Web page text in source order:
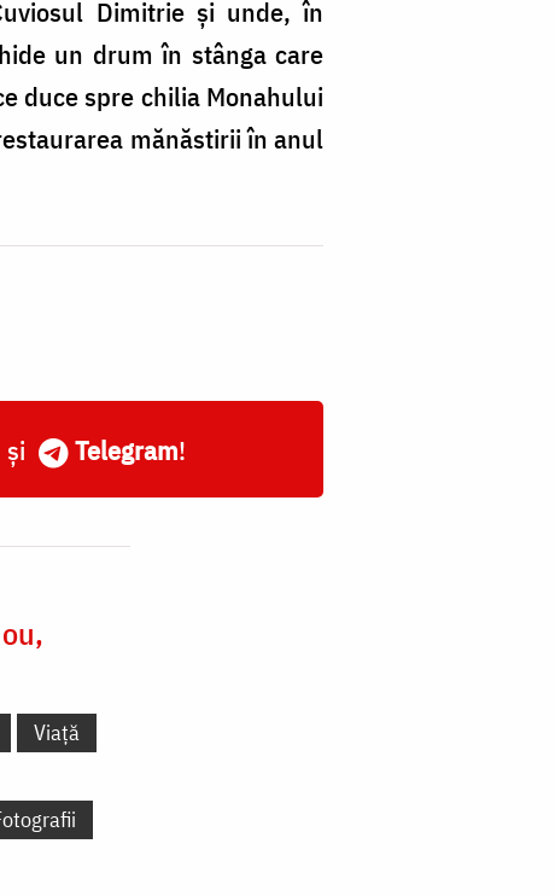
Dimitrie și unde, în
un drum în stânga care
duce spre chilia Monahului
mănăstirii în anul
și Telegram!
Viață